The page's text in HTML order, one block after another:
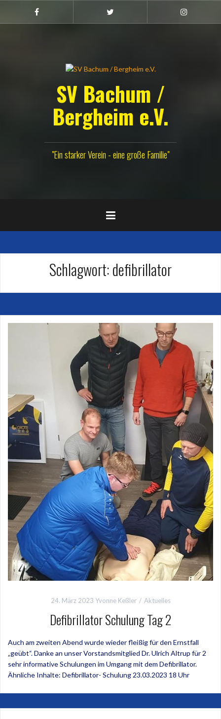
springen
Facebook
(Damen)
SV Bachum /
Bergheim e.V.
"Ein starker Verein - eine große Familie"
Schlagwort:defibrillator
24. März 2023 Yvonne Keßler Aktuelles
Defibrillator Schulung Tag 2
Auch am zweiten Abend wurde wieder fleißig für den Ernstfall
„geübt“. Danke an unser Vorstandsmitglied Dr. Ulrich Altrup für 2
sehr informative Schulungen im Umgang mit dem Defibrillator.
Ähnliche Inhalte: Defibrillator- Schulung 23.03.2023 18 Uhr